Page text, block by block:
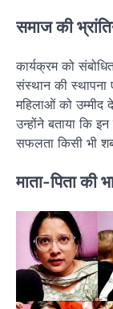
समाज की
कार्यक्रम को
संस्थान की
महिलाओं को उम्मीद
उन्होंने बताया कि इन
सफलता किसी भी
माता-पिता की